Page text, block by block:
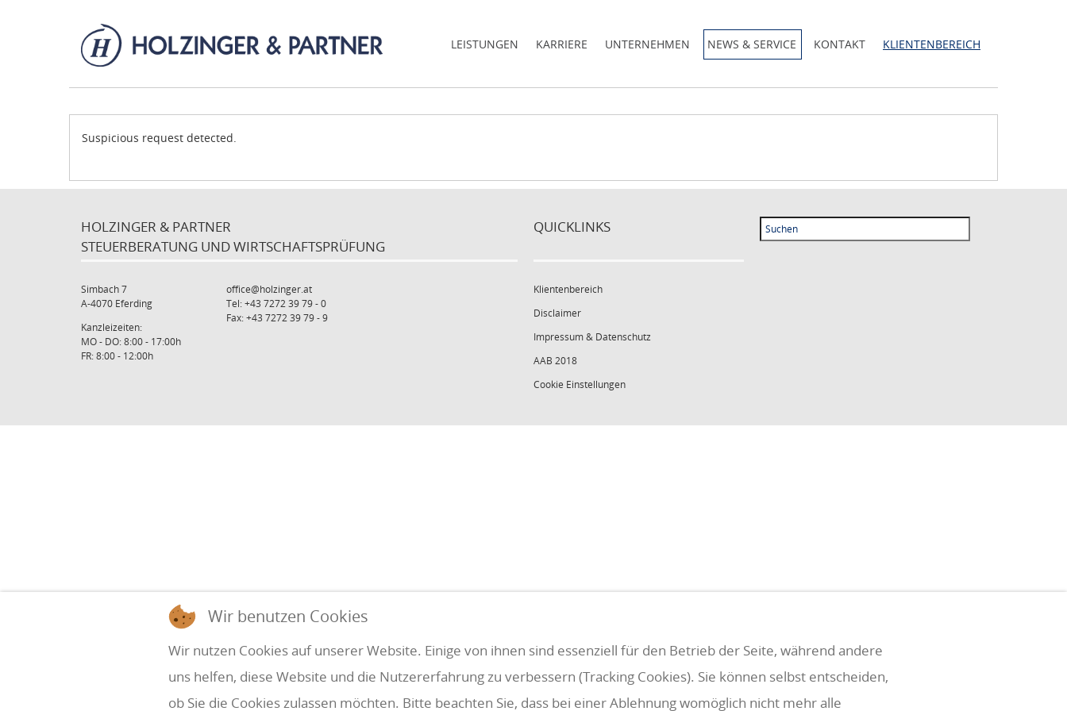
LEISTUNGEN KARRIERE UNTERNEHMEN NEWS & SERVICE KONTAKT KLIENTENBEREICH
Suspicious request detected.
HOLZINGER & PARTNER
STEUERBERATUNG UND WIRTSCHAFTSPRÜFUNG
Simbach 7
A-4070 Eferding
Kanzleizeiten:
MO - DO: 8:00 - 17:00h
FR: 8:00 - 12:00h
office@holzinger.at
Tel: +43 7272 39 79 - 0
Fax: +43 7272 39 79 - 9
QUICKLINKS
Klientenbereich
Disclaimer
Impressum & Datenschutz
AAB 2018
Cookie Einstellungen
Wir benutzen Cookies
Wir nutzen Cookies auf unserer Website. Einige von ihnen sind essenziell für den Betrieb der Seite, während andere
uns helfen, diese Website und die Nutzererfahrung zu verbessern (Tracking Cookies). Sie können selbst entscheiden,
ob Sie die Cookies zulassen möchten. Bitte beachten Sie, dass bei einer Ablehnung womöglich nicht mehr alle